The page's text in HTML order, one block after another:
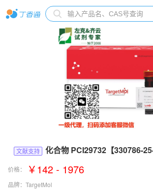
文献支持 化合物 PCI29732【330786-25-
价格： ￥142 - 1976
品牌： TargetMol